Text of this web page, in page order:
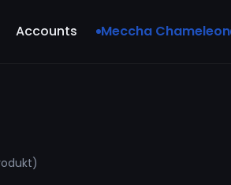
Accounts Meccha Chameleon
)